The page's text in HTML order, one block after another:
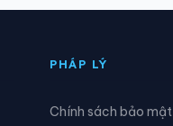
PHÁP LÝ
Chính sách bảo mật